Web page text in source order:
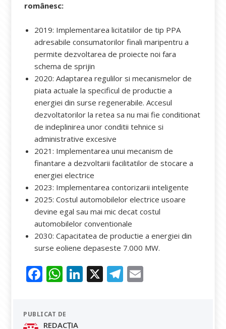
românesc:
2019: Implementarea licitatiilor de tip PPA
adresabile consumatorilor finali maripentru a
permite dezvoltarea de proiecte noi fara
schema de sprijin
2020: Adaptarea regulilor si mecanismelor de
piata actuale la specificul de productie a
energiei din surse regenerabile. Accesul
dezvoltatorilor la retea sa nu mai fie conditionat
de indeplinirea unor conditii tehnice si
administrative excesive
2021: Implementarea unui mecanism de
finantare a dezvoltarii facilitatilor de stocare a
energiei electrice
2023: Implementarea contorizarii inteligente
2025: Costul automobilelor electrice usoare
devine egal sau mai mic decat costul
automobilelor conventionale
2030: Capacitatea de productie a energiei din
surse eoliene depaseste 7.000 MW.
F
e
b
W
at
s
Li X T
PUBLICAT DE
REDACȚIA